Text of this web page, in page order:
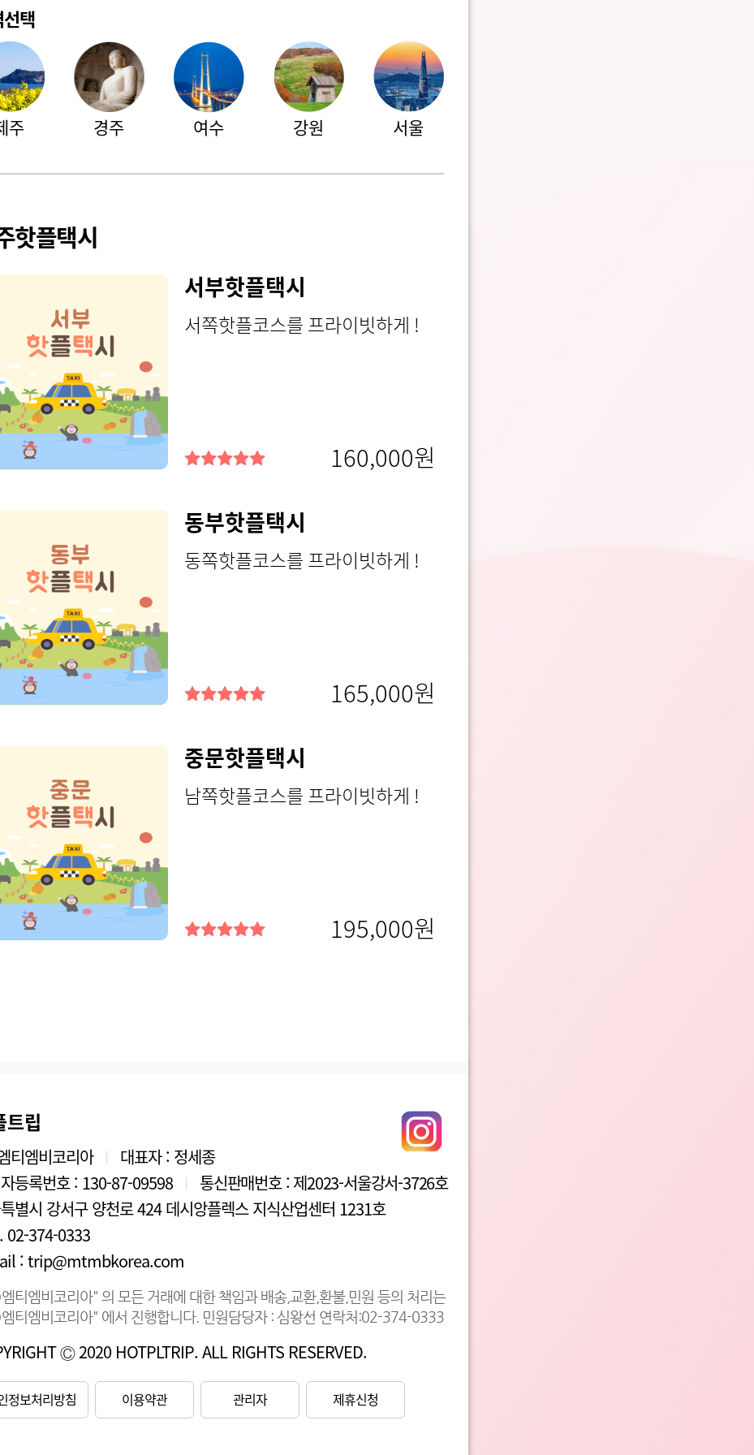
택
주 경주 여수 강원 서울
핫플택시
서부핫플택시
서쪽핫플코스를 프라이빗하게 !
160,000원
동부핫플택시
동쪽핫플코스를 프라이빗하게 !
165,000원
중문핫플택시
남쪽핫플코스를 프라이빗하게 !
195,000원
트립
티엠비코리아 |
대표자 : 정세종
등록번호 : 130-87-09598
|
통신판매번호 : 제2023-서울강서-3726호
별시 강서구 양천로 424 데시앙플렉스 지식산업센터 1231호
02-374-0333
: trip@mtmbkorea.com
티엠비코리아" 의 모든 거래에 대한 책임과 배송,교환,환불,민원 등의 처리는
티엠비코리아" 에서 진행합니다. 민원담당자 : 심왕선 연락처:02-374-0333
Ⓒ 2020 HOTPLTRIP. ALL RIGHTS RESERVED.
정보처리방침 이용약관 관리자 제휴신청